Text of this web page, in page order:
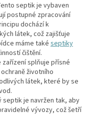
septik je vybaven
postupné zpracování
dochází k
látek, což zajišťuje
máme také septiky
čištění.
zařízení splňuje přísné
životního
látek, které by se
je navržen tak, aby
vývozy, což šetří